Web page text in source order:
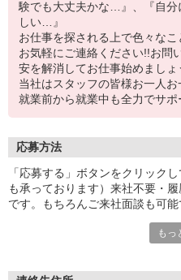
験でも大丈夫かな…』、『自分
しい…』
お仕事を探される上で色々な
お気軽にご連絡ください!!お問
安を解消してお仕事始めましょ
当社はスタッフの皆様お一人お
就業前から就業中も全力でサ
応募方法
「応募する」ボタンをクリック
も承っております）来社不要・
です。もちろんご来社面談も可
もっ